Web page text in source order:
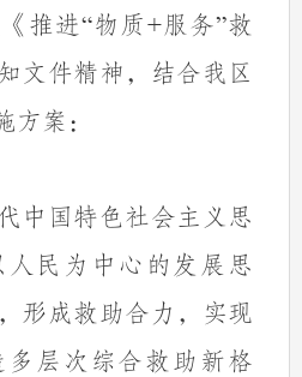
推进“物质+服务”救
文件精神，结合我区
方案：
中国特色社会主义思
民为中心的发展思
形成救助合力，实现
多层次综合救助新格